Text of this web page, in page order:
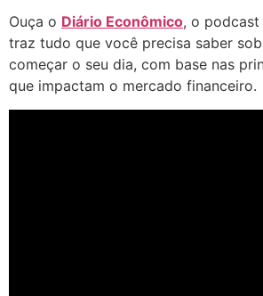
Ouça o Diário Econômico, o podcast
traz tudo que você precisa saber
começar o seu dia, com base nas
que impactam o mercado financeiro.